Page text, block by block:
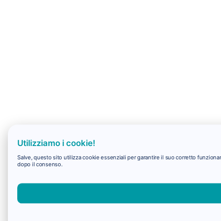
Utilizziamo i cookie!
Salve, questo sito utilizza cookie essenziali per garantire il suo corretto
dopo il consenso.